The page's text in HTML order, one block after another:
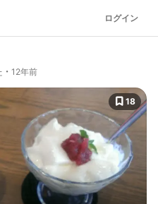
ログイン
12年前
18